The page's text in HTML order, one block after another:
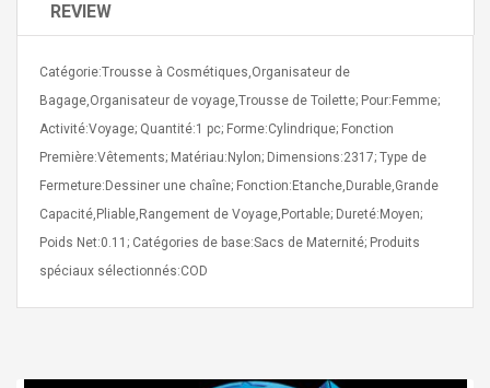
Jasper
Strands,
Hole:
15.7"
Color
Adapter 5v/2.1a Ac Usb
Wall Charger Travel
Adapter For Samsung
Charge Adapter
$ 1.72
High Quality Retro Game
Tetris Cases For Iphone 6
Consoles Cover For
$ 6.86
Zdm 24 Key Ir Control
REVIEW
Catégorie:Trousse à Cosmétiques,Organisateur de
Bagage,Organisateur de voyage,Trousse de Toilette; Pour:Femme;
Activité:Voyage; Quantité:1 pc; Forme:Cylindrique; Fonction
Première:Vêtements; Matériau:Nylon; Dimensions:2317; Type de
Fermeture:Dessiner une chaîne; Fonction:Etanche,Durable,Grande
Capacité,Pliable,Rangement de Voyage,Portable; Dureté:Moyen;
Poids Net:0.11; Catégories de base:Sacs de Maternité; Produits
spéciaux sélectionnés:COD